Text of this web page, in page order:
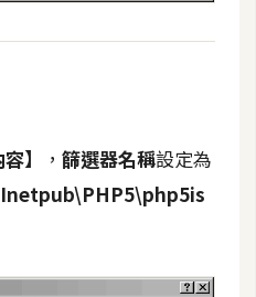
】 ， 篩選器名稱設定為